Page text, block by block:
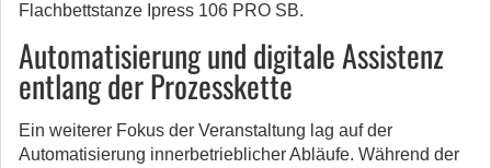
Flachbettstanze Ipress 106 PRO SB.
Automatisierung und digitale Assistenz
entlang der Prozesskette
Ein weiterer Fokus der Veranstaltung lag auf der
Automatisierung innerbetrieblicher Abläufe. Während der